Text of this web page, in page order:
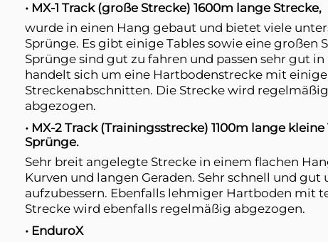
• MX-1 Track (große Strecke) 1600m lange Strecke,
wurde in einen Hang gebaut und bietet viele
Sprünge. Es gibt einige Tables sowie eine großen
Sprünge sind gut zu fahren und passen sehr gut in
handelt sich um eine Hartbodenstrecke mit
Streckenabschnitten. Die Strecke wird
abgezogen.
• MX-2 Track (Trainingsstrecke) 1100m lange
Sprünge.
Sehr breit angelegte Strecke in einem flachen
Kurven und langen Geraden. Sehr schnell und
aufzubessern. Ebenfalls lehmiger Hartboden mit
Strecke wird ebenfalls regelmäßig abgezogen.
• EnduroX